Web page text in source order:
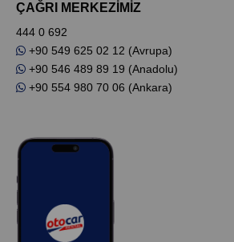
ÇAĞRI MERKEZİMİZ
444 0 692
+90 549 625 02 12 (Avrupa)
+90 546 489 89 19 (Anadolu)
+90 554 980 70 06 (Ankara)